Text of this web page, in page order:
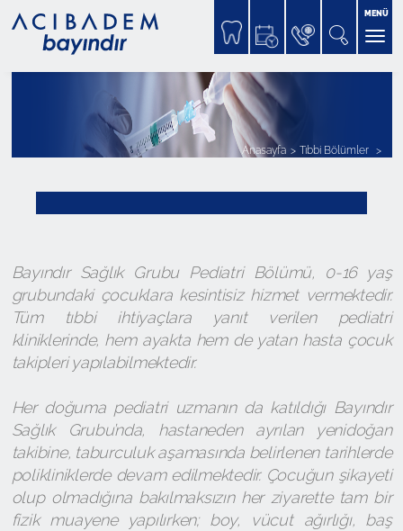
MENÜ
Anasayfa Tıbbi Bölümler
Bayındır Sağlık Grubu Pediatri Bölümü, 0-16 yaş
grubundaki çocuklara kesintisiz hizmet vermektedir.
Tüm tıbbi ihtiyaçlara yanıt verilen pediatri
kliniklerinde, hem ayakta hem de yatan hasta çocuk
takipleri yapılabilmektedir.
Her doğuma pediatri uzmanın da katıldığı Bayındır
Sağlık Grubu’nda, hastaneden ayrılan yenidoğan
takibine, taburculuk aşamasında belirlenen tarihlerde
polikliniklerde devam edilmektedir. Çocuğun şikayeti
olup olmadığına bakılmaksızın her ziyarette tam bir
fizik muayene yapılırken; boy, vücut ağırlığı, baş